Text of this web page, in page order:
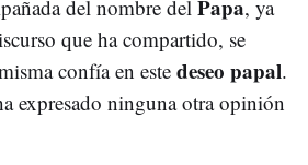
del nombre del Papa, ya
que ha compartido, se
confía en este deseo papal.
expresado ninguna otra opinión